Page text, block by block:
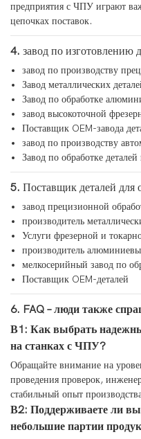
предприятия с ЧПУ играют
цепочках поставок.
4. завод по изготовлению
завод по производству
Завод металлических
Завод по обработке
завод высокоточной
Поставщик OEM-завода
завод по производству
Завод по обработке
5. Поставщик деталей для
завод прецизионной
производитель
Услуги фрезерной и
производитель
мелкосерийный завод по
Поставщик OEM-деталей
6. FAQ – люди также
В1: Как выбрать
на станках с ЧПУ?
Обращайте внимание на
проведения проверок,
стабильный опыт
В2: Поддерживаете ли
небольшие партии